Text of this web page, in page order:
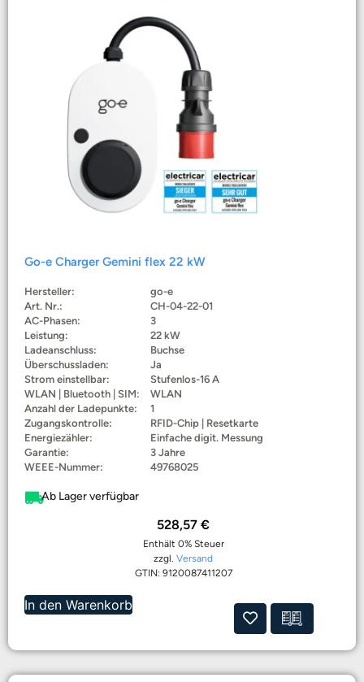
Go-e Charger Gemini flex 22 kW
Hersteller:
go-e
Art. Nr.:
CH-04-22-01
AC-Phasen:
3
Leistung:
22 kW
Ladeanschluss:
Buchse
Überschussladen:
Ja
Strom einstellbar:
Stufenlos-16 A
WLAN | Bluetooth | SIM:
WLAN
Anzahl der Ladepunkte:
1
Zugangskontrolle:
RFID-Chip | Resetkarte
Energiezähler:
Einfache digit. Messung
Garantie:
3 Jahre
WEEE-Nummer:
49768025
Ab Lager verfügbar
528,57 €
Enthält 0% Steuer
zzgl. Versand
GTIN: 9120087411207
In den Warenkorb